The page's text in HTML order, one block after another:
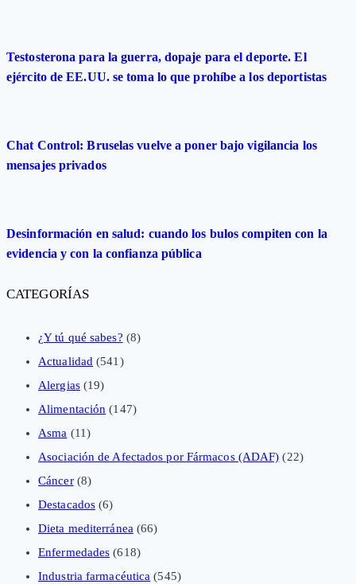
Testosterona para la guerra, dopaje para el deporte. El
ejército de EE.UU. se toma lo que prohíbe a los deportistas
Chat Control: Bruselas vuelve a poner bajo vigilancia los
mensajes privados
Desinformación en salud: cuando los bulos compiten con la
evidencia y con la confianza pública
CATEGORÍAS
¿Y tú qué sabes? (8)
Actualidad (541)
Alergias(19)
Alimentación (147)
Asma (11)
Asociación de Afectados por Fármacos (ADAF) (22)
Cáncer(8)
Destacados (6)
Dieta mediterránea (66)
Enfermedades (618)
Industria farmacéutica (545)